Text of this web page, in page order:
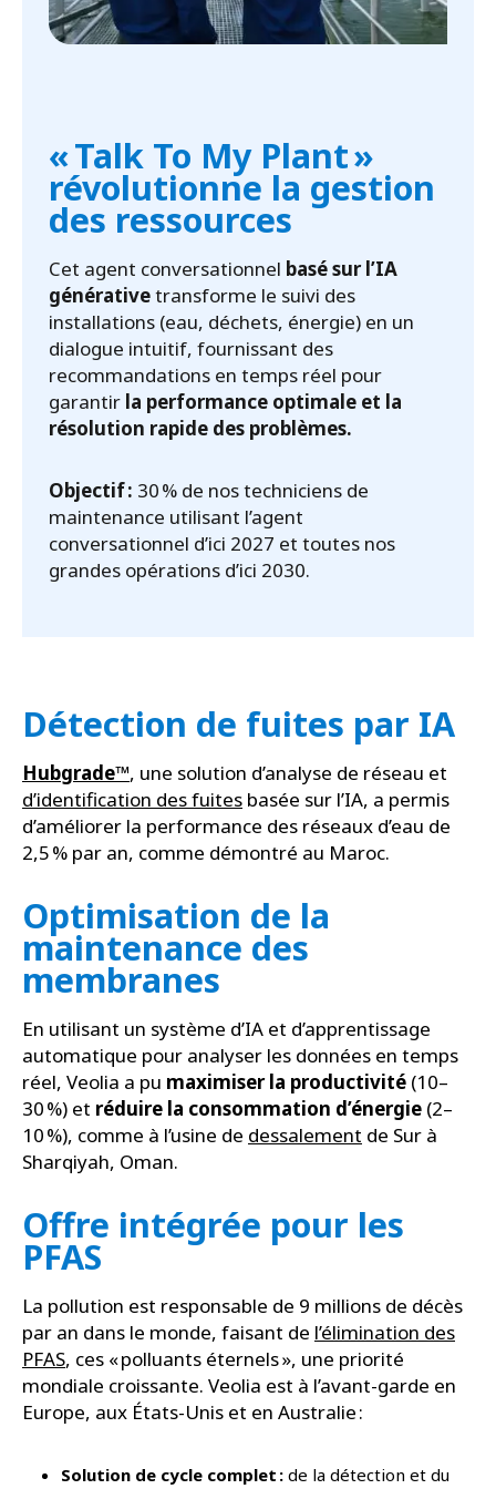
« Talk To My Plant »
révolutionne la gestion
des ressources
Cet agent conversationnel basé sur l’IA
générativetransforme le suivi des
installations (eau, déchets, énergie) en un
dialogue intuitif, fournissant des
recommandations en temps réel pour
garantir la performance optimale et la
résolution rapide des problèmes.
Objectif : 30 % de nos techniciens de
maintenance utilisant l’agent
conversationnel d’ici 2027 et toutes nos
grandes opérations d’ici 2030.
Détection de fuites par IA
Hubgrade™, une solution d’analyse de réseau et
d’identification des fuites basée sur l’IA, a permis
d’améliorer la performance des réseaux d’eau de
2,5 % par an, comme démontré au Maroc.
Optimisation de la
maintenance des
membranes
En utilisant un système d’IA et d’apprentissage
automatique pour analyser les données en temps
réel, Veolia a pu maximiser la productivité (10–
30 %) et réduire la consommation d’énergie (2–
10 %), comme à l’usine de dessalement de Sur à
Sharqiyah, Oman.
Offre intégrée pour les
PFAS
La pollution est responsable de 9 millions de décès
par an dans le monde, faisant de l’élimination des
PFAS, ces « polluants éternels », une priorité
mondiale croissante. Veolia est à l’avant-garde en
Europe, aux États-Unis et en Australie :
Solution de cycle complet : de la détection et du